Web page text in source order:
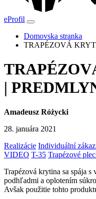
eProfil
Domovska stranka
TRAPÉZOVÁ
|
Amadeusz Różycki
28. januára 2021
Realizácie Individuální
VIDEO T-35 Trapézové
Trapézová krytina sa spája
podhľadmi a oplotením
Avšak použitie tohto